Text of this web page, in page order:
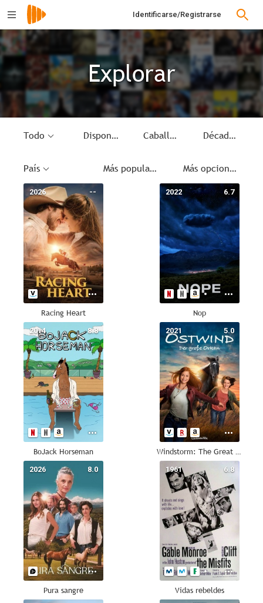
Identificarse/Registrarse
Explorar
Todo Disponible Caballos Década
País Más populares Más opciones
--
2026
Racing Heart
6.7
2022
Nop
8.8
2014
BoJack Horseman
5.0
2021
Windstorm: The Great Hurricane
8.0
2026
Pura sangre
6.8
1961
Vidas rebeldes